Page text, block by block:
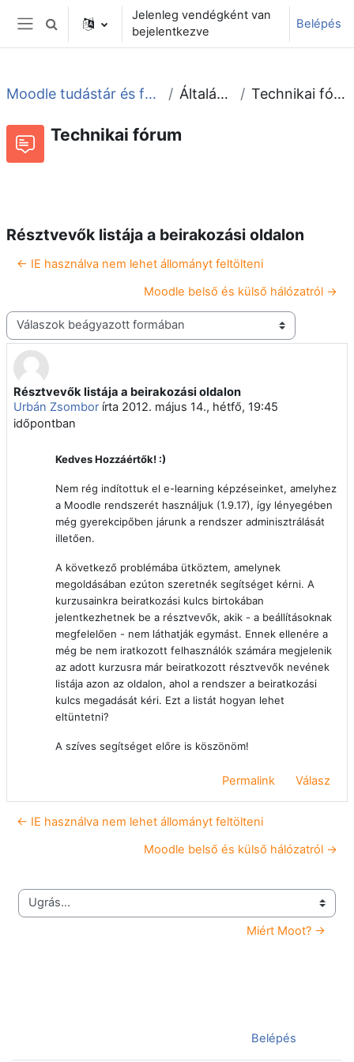
Tovább a fő tartalomhoz
Oldalpanel
Keresési bemeneti adatok váltása
Jelenleg vendégként van
bejelentkezve
Belépés
Moodle tudástár és fórum Általános Technikai fórum
Technikai fórum
Résztvevők listája a beirakozási oldalon
← IE használva nem lehet állományt feltölteni
Moodle belső és külső hálózatról →
Megjelenítési mód
Résztvevők listája a beirakozási oldalon
Urbán Zsombor írta 2012. május 14., hétfő, 19:45
időpontban
Válaszok szám: 0
Kedves Hozzáértők! :)
Nem rég indítottuk el e-learning képzéseinket, amelyhez
a Moodle rendszerét használjuk (1.9.17), így lényegében
még gyerekcipőben járunk a rendszer adminisztrálását
illetően.
A következő problémába ütköztem, amelynek
megoldásában ezúton szeretnék segítséget kérni. A
kurzusainkra beiratkozási kulcs birtokában
jelentkezhetnek be a résztvevők, akik - a beállításoknak
megfelelően - nem láthatják egymást. Ennek ellenére a
még be nem iratkozott felhasználók számára megjelenik
az adott kurzusra már beiratkozott résztvevők nevének
listája azon az oldalon, ahol a rendszer a beiratkozási
kulcs megadását kéri. Ezt a listát hogyan lehet
eltüntetni?
A szíves segítséget előre is köszönöm!
Permalink Válasz
← IE használva nem lehet állományt feltölteni
Moodle belső és külső hálózatról →
Ugrás...
Miért Moot? →
Belépés